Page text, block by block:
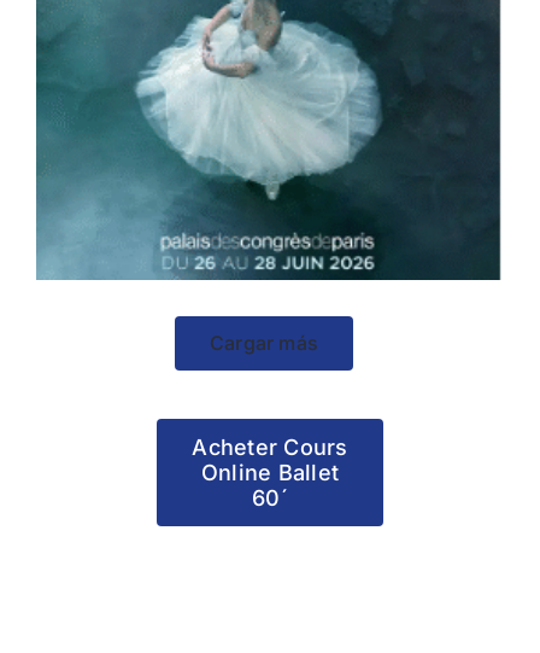
Cargar más
Acheter Cours
Online Ballet
60´